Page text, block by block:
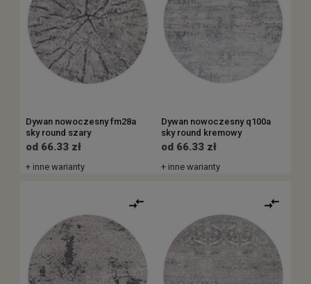
Dywan nowoczesny fm28a
sky round szary
od 66.33 zł
+ inne warianty
Dywan nowoczesny q100a
sky round kremowy
od 66.33 zł
+ inne warianty